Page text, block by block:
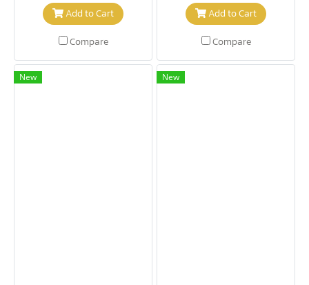
Add to Cart
Compare
Add to Cart
Compare
New New